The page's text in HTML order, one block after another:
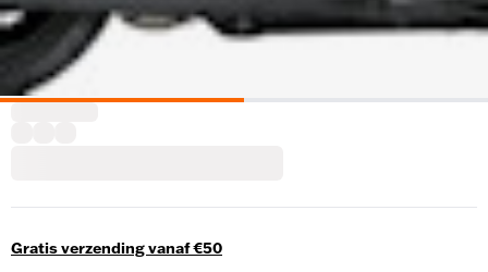
Gratis verzending vanaf €50